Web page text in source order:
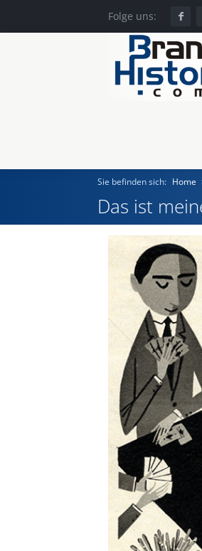
Folge uns:
Home
Einst und Heute
Marken
Konzerne
Epoche
Sie befinden sich: Home
Das ist